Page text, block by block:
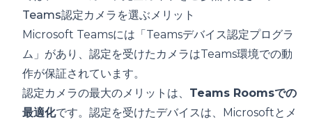
Teams認定カメラを選ぶメリット
Microsoft Teamsには「Teamsデバイス認定プログラ
ム」があり、認定を受けたカメラはTeams環境での動
作が保証されています。
認定カメラの最大のメリットは、 Teams Roomsでの
最適化です。認定を受けたデバイスは、Microsoftとメ